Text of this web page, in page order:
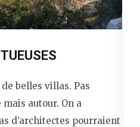
belles villas. Pas
autour. On a
d’architectes pourraient